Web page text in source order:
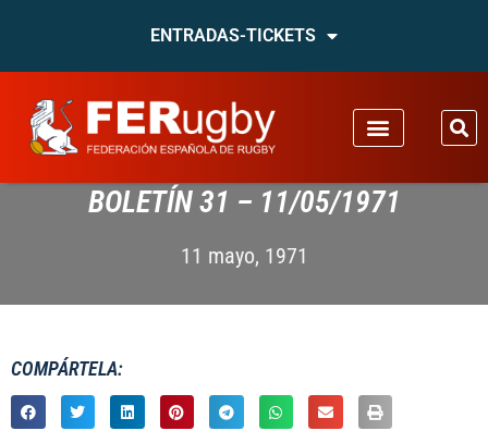
ENTRADAS-TICKETS
BOLETÍN 31 – 11/05/1971
11 mayo, 1971
COMPÁRTELA: